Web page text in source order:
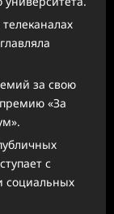
за свою
«За
с
социальных